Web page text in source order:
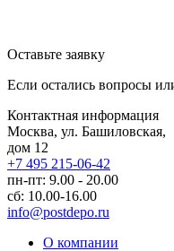
Оставьте заявку
Если остались вопросы
Контактная информация
Москва, ул. Башиловская,
дом 12
+7 495 215-06-42
пн-пт: 9.00 - 20.00
сб: 10.00-16.00
info@postdepo.ru
О компании